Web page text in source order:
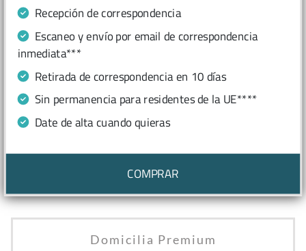
Recepción de correspondencia
Escaneo y envío por email de correspondencia
inmediata***
Retirada de correspondencia en 10 días
Sin permanencia para residentes de la UE****
Date de alta cuando quieras
COMPRAR
Domicilia Premium